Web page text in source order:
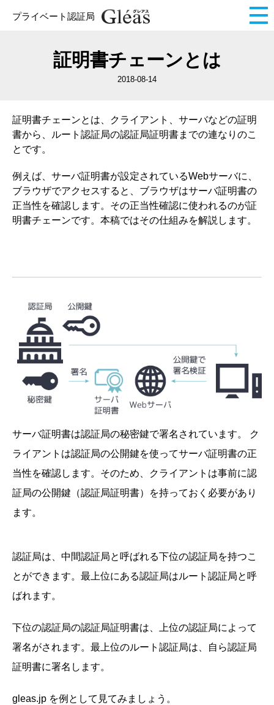
プライベート認証局
証明書チェーンとは
2018-08-14
証明書チェーンとは、クライアント、サーバなどの証明
書から、ルート認証局の認証局証明書までの連なりのこ
とです。
例えば、サーバ証明書が設定されているWebサーバに、
ブラウザでアクセスすると、ブラウザはサーバ証明書の
正当性を確認します。その正当性確認に使われるのが証
明書チェーンです。本稿ではその仕組みを解説します。
サーバ証明書は認証局の秘密鍵で署名されています。 ク
ライアントは認証局の公開鍵を使ってサーバ証明書の正
当性を確認します。そのため、クライアントは事前に認
証局の公開鍵（認証局証明書）を持っておく必要があり
ます。
認証局は、中間認証局と呼ばれる下位の認証局を持つこ
とができます。最上位にある認証局はルート認証局と呼
ばれます。
下位の認証局の認証局証明書は、上位の認証局によって
署名がされます。最上位のルート認証局は、自ら認証局
証明書に署名します。
gleas.jp を例として見てみましょう。